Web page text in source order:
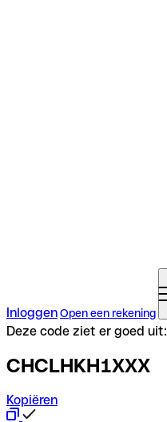
InloggenOpen een rekening
Deze code ziet er goed uit:
CHCLHKH1XXX
Kopiëren